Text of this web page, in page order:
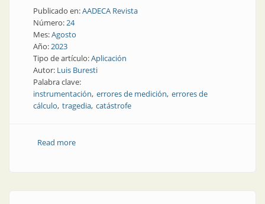
Publicado en:AADECA Revista
Número:24
Mes:Agosto
Año:2023
Tipo de artículo:Aplicación
Autor: Luis Buresti
Palabra clave:
instrumentación errores de medición errores de
cálculo tragedia catástrofe
Read moreabout Cuando los instrumentos fallan: dos represas y